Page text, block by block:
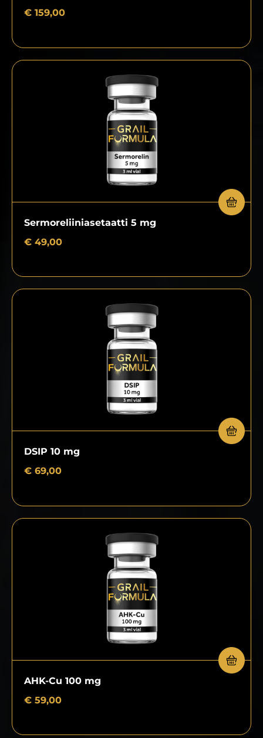
€ 159,00
Sermoreliiniasetaatti 5 mg
€ 49,00
DSIP 10 mg
€ 69,00
AHK-Cu 100 mg
€ 59,00